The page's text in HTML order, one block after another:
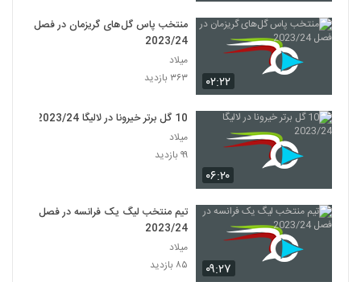
۰۲:۲۲
منتخب پاس گل‌های گریزمان در فصل
2023/24
میلاد
۳۶۳ بازدید
۰۶:۲۰
10 گل برتر خیرونا در لالیگا 2023/24
میلاد
۹۹ بازدید
۰۹:۲۷
تیم منتخب لیگ یک فرانسه در فصل
2023/24
میلاد
۸۵ بازدید